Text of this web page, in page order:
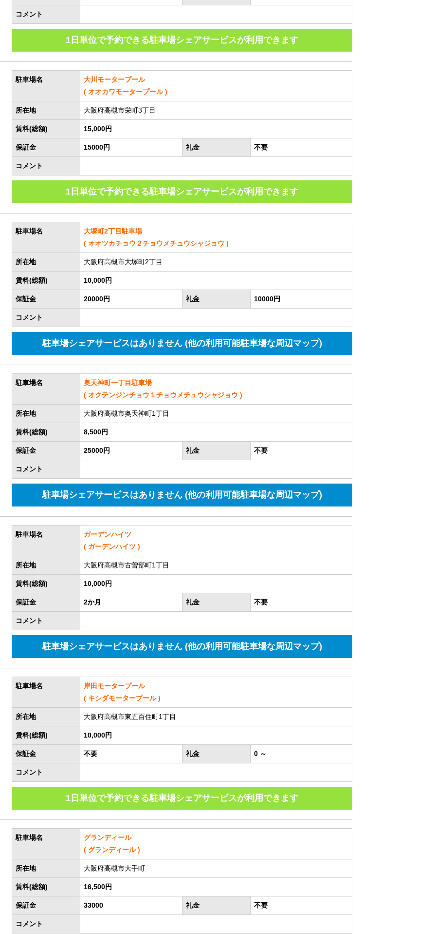
コメント
1日単位で予約できる駐車場シェアサービスが利用できます
駐車場名
大川モータープール
( オオカワモータープール )
所在地 大阪府高槻市栄町3丁目
賃料(総額) 15,000円
保証金 15000円 礼金 不要
コメント
1日単位で予約できる駐車場シェアサービスが利用できます
駐車場名
大塚町2丁目駐車場
( オオツカチョウ２チョウメチュウシャジョウ )
所在地 大阪府高槻市大塚町2丁目
賃料(総額) 10,000円
保証金 20000円 礼金 10000円
コメント
駐車場シェアサービスはありません (他の利用可能駐車場な周辺マップ)
駐車場名
奥天神町一丁目駐車場
( オクテンジンチョウ１チョウメチュウシャジョウ )
所在地 大阪府高槻市奥天神町1丁目
賃料(総額) 8,500円
保証金 25000円 礼金 不要
コメント
駐車場シェアサービスはありません (他の利用可能駐車場な周辺マップ)
駐車場名
ガーデンハイツ
( ガーデンハイツ )
所在地 大阪府高槻市古曽部町1丁目
賃料(総額) 10,000円
保証金 2か月 礼金 不要
コメント
駐車場シェアサービスはありません (他の利用可能駐車場な周辺マップ)
駐車場名
岸田モータープール
( キシダモータープール )
所在地 大阪府高槻市東五百住町1丁目
賃料(総額) 10,000円
保証金 不要 礼金 0 ～
コメント
1日単位で予約できる駐車場シェアサービスが利用できます
駐車場名
グランディール
( グランディール )
所在地 大阪府高槻市大手町
賃料(総額) 16,500円
保証金 33000 礼金 不要
コメント